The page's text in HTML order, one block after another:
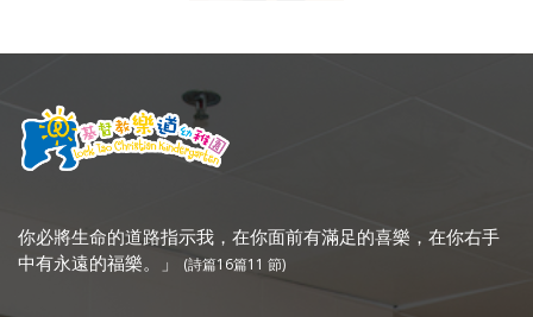
你必將生命的道路指示我，在你面前有滿足的喜樂，在你右手
中有永遠的福樂。」
(詩篇16篇11 節)